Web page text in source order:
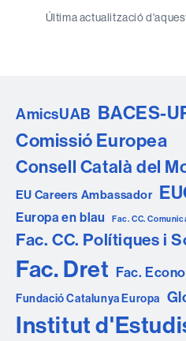
Última actualització
AmicsUAB BACES-
Comissió Europea
Consell Català del
EU Careers Ambassador
Europa en blau Fac. CC.
Fac. CC. Polítiques i
Fac. Dret Fac.
Fundació Catalunya Europa
Institut